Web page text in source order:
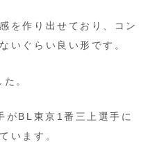
を作り出せており、コン
いぐらい良い形です。
。
がBL東京1番三上選手に
います。